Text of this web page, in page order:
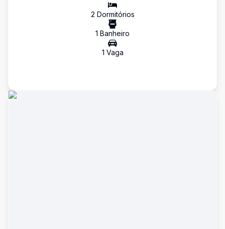
2 Dormitórios
1 Banheiro
1 Vaga